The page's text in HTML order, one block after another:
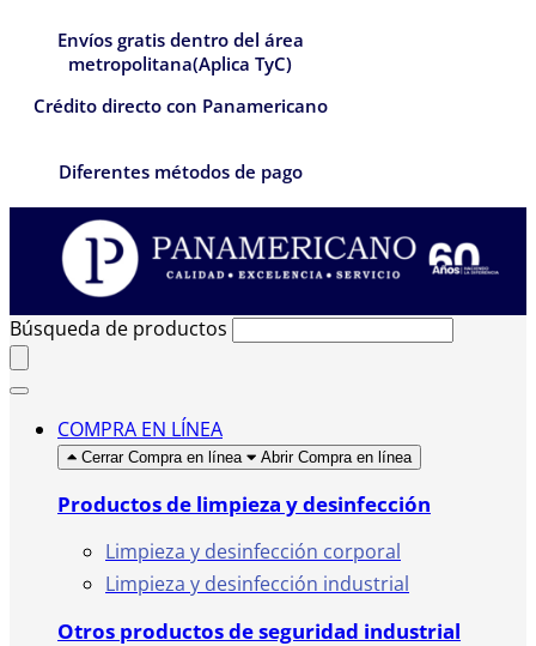
Envíos gratis dentro del área
metropolitana(Aplica TyC)
Crédito directo con Panamericano
Diferentes métodos de pago
Búsqueda de productos
COMPRA EN LÍNEA
Cerrar Compra en línea Abrir Compra en línea
Productos de limpieza y desinfección
Limpieza y desinfección corporal
Limpieza y desinfección industrial
Otros productos de seguridad industrial